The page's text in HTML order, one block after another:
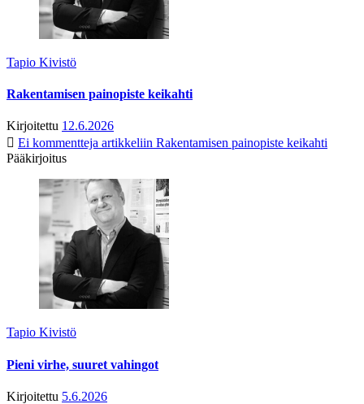
Tapio Kivistö
Rakentamisen painopiste keikahti
Kirjoitettu 12.6.2026
Ei kommentteja artikkeliin Rakentamisen painopiste keikahti
Pääkirjoitus
Tapio Kivistö
Pieni virhe, suuret vahingot
Kirjoitettu 5.6.2026